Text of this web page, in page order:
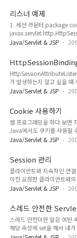
count; } }
횟수를 저장할 변수를 만든
com.example.*을 import
리스너 예제
1. 세션 카운터 package
static int
void
method stub
Java/Servlet & JSP
가 발생하는지 알고 싶을
이 세션에 속성으로 추가되
breed) { this.breed = ..
Java/Servlet & JSP
Cookie 사용하기
웹 프로그래밍을 하다 보면
Java에서도 쿠키를 사용할
Cookie 객체 생성 Cookie
Cookie 추카
Cookie[] cookies =
Java/Servlet & JSP
Session 관리
클라이언트와 지속적인 연
이전 요청한 클라이언트와
너(톰캣) 단에서 Session
* 세션 ID는 다음과 같은 방
request.getSession(); 위와
있고, 제일 처음 요청이라면
이미 있는지, 아니면 처음
Java/Servlet & JSP
스레드 안전한
스레드 안전이란 말은 어떤
해당 속성에 set을 해서 내
ServletContext에서도 스레